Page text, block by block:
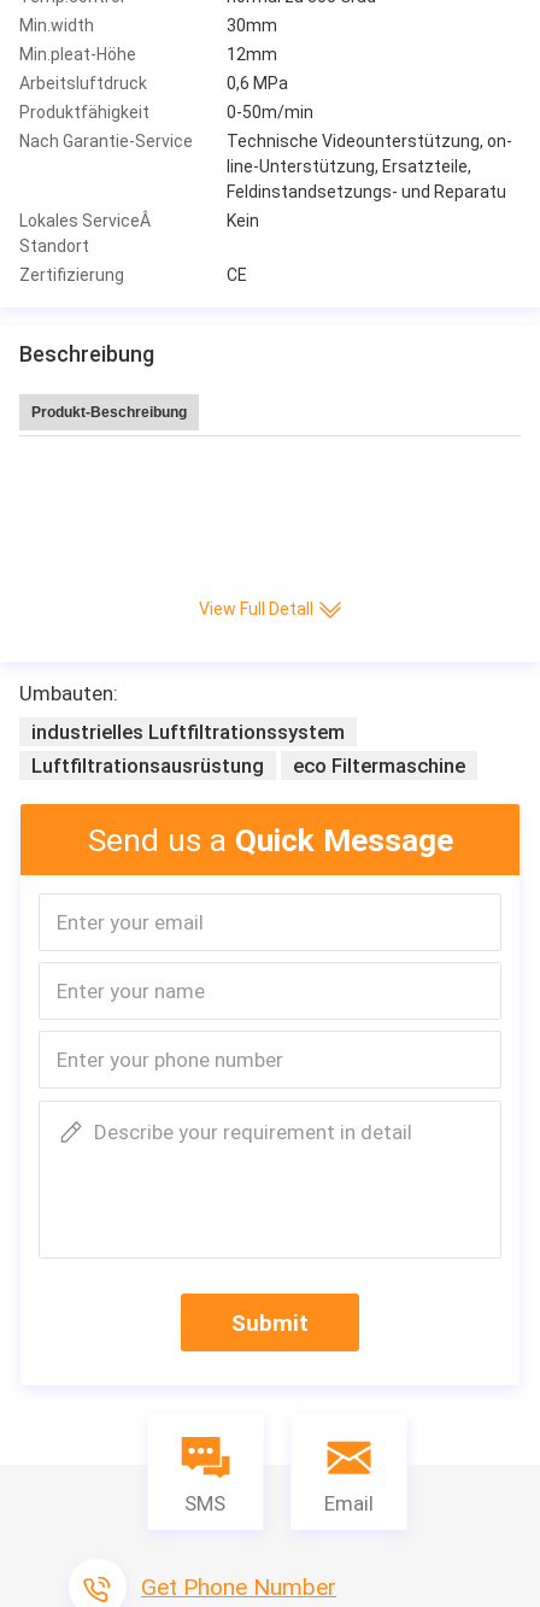
Min.width
30mm
Min.pleat-Höhe
12mm
Arbeitsluftdruck
0,6 MPa
Produktfähigkeit
0-50m/min
Nach Garantie-Service
Technische Videounterstützung, on-
line-Unterstützung, Ersatzteile,
Feldinstandsetzungs- und Reparatu
Lokales ServiceÂ
Standort
Kein
Zertifizierung CE
Beschreibung
Produkt-Beschreibung
Maschinen-Name
Glasfaserzeilenabstand
Zahl von Glasfaserlinien
Netzspannung
View Full Detall
Umbauten:
industrielles Luftfiltrationssystem
Luftfiltrationsausrüstung
eco Filtermaschine
Send us a Quick Message
Describe your requirement in detail
Submit
SMS Email
Get Phone Number